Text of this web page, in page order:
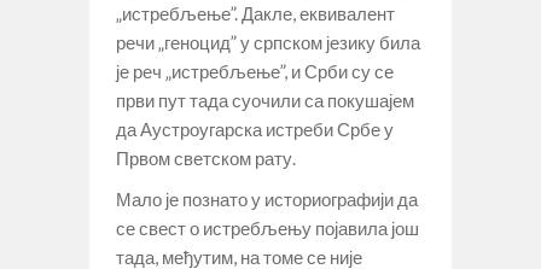
„истребљење”. Дакле, еквивалент
речи „геноцид” у српском језику била
је реч „истребљење”, и Срби су се
први пут тада суочили са покушајем
да Аустроугарска истреби Србе у
Првом светском рату.
Мало је познато у историографији да
се свест о истребљењу појавила још
тада, међутим, на томе се није